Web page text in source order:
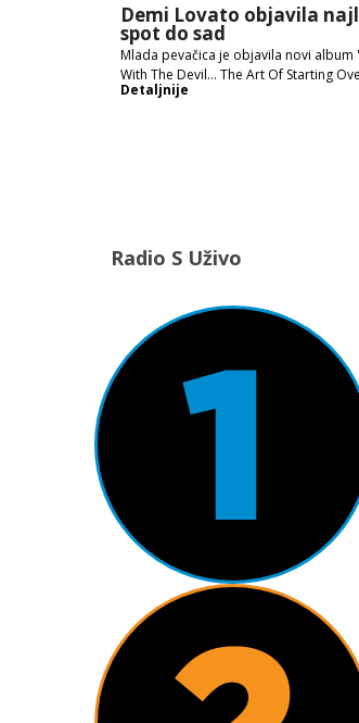
Demi Lovato objavila
spot do sad
Mlada pevačica je objavila novi album
With The Devil… The Art Of Starting
Detaljnije
Radio S Uživo